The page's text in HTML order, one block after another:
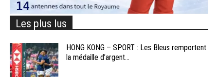
Les plus lus
HONG KONG – SPORT : Les Bleus remportent
la médaille d’argent...